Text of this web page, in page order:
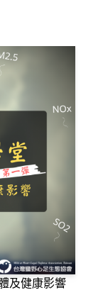
污染對人體及健康影響